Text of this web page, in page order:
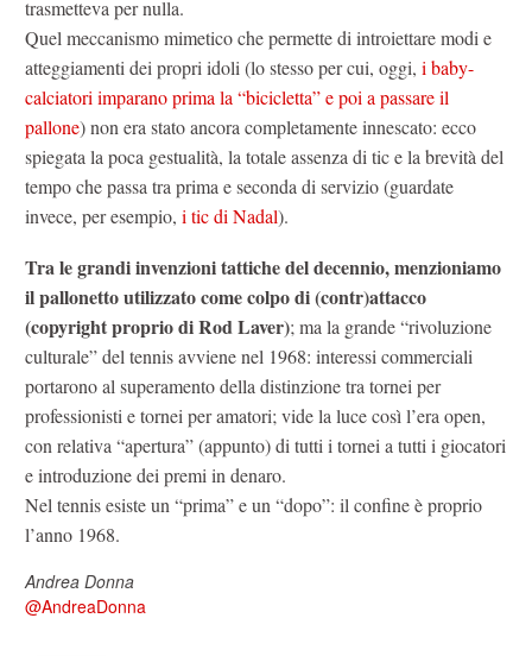
trasmetteva per nulla.
Quel meccanismo mimetico che permette di introiettare modi e
atteggiamenti dei propri idoli (lo stesso per cui, oggi, i baby-
calciatori imparano prima la “bicicletta” e poi a passare il
pallone) non era stato ancora completamente innescato: ecco
spiegata la poca gestualità, la totale assenza di tic e la brevità del
tempo che passa tra prima e seconda di servizio (guardate
invece, per esempio, i tic di Nadal).
Tra le grandi invenzioni tattiche del decennio, menzioniamo
il pallonetto utilizzato come colpo di (contr)attacco
(copyright proprio di Rod Laver); ma la grande “rivoluzione
culturale” del tennis avviene nel 1968: interessi commerciali
portarono al superamento della distinzione tra tornei per
professionisti e tornei per amatori; vide la luce così l’era open,
con relativa “apertura” (appunto) di tutti i tornei a tutti i giocatori
e introduzione dei premi in denaro.
Nel tennis esiste un “prima” e un “dopo”: il confine è proprio
l’anno 1968.
Andrea Donna
@AndreaDonna